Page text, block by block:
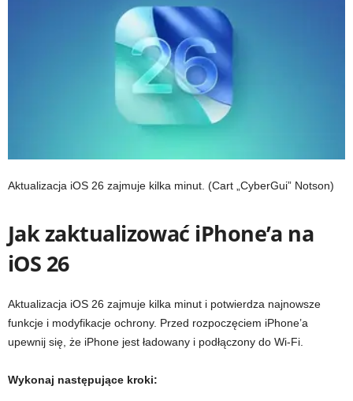
Aktualizacja iOS 26 zajmuje kilka minut. (Cart „CyberGui” Notson)
Jak zaktualizować iPhone’a na
iOS 26
Aktualizacja iOS 26 zajmuje kilka minut i potwierdza najnowsze
funkcje i modyfikacje ochrony. Przed rozpoczęciem iPhone’a
upewnij się, że iPhone jest ładowany i podłączony do Wi-Fi.
Wykonaj następujące kroki: